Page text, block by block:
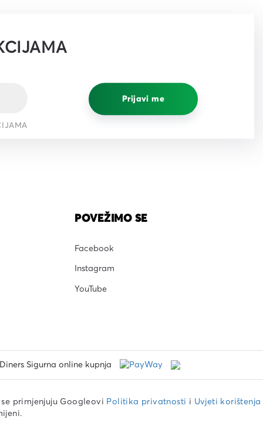
Prijavi me
POVEŽIMO SE
Facebook
Instagram
YouTube
primjenjuju Googleovi Politika privatnosti i Uvjeti korištenja